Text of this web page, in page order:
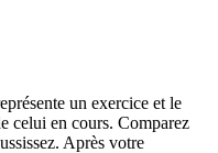
un exercice et le
celui en cours. Comparez
Après votre